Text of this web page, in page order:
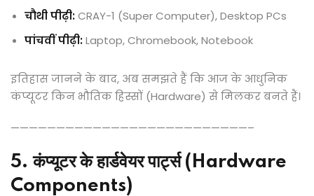
चौथी पीढ़ी:CRAY-1 (Super Computer), Desktop PCs
पांचवीं पीढ़ी:Laptop, Chromebook, Notebook
इतिहास जानने के बाद, अब समझते हैं कि आज के आधुनिक
कंप्यूटर किन भौतिक हिस्सों (Hardware) से मिलकर बनते हैं।
——————————————————————————–
5. कंप्यूटर के हार्डवेयर पार्ट्स (Hardware
Components)